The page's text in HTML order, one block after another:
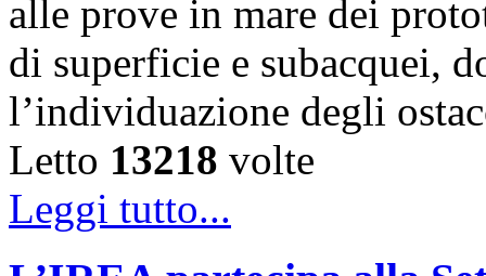
alle prove in mare dei
di superficie e subacquei,
l’individuazione degli
Letto 13218 volte
Leggi tutto...